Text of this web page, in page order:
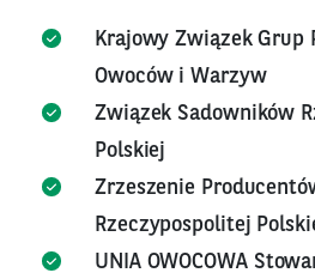
Krajowy Związek Grup
Owoców i Warzyw
Związek Sadowników
Polskiej
Zrzeszenie
Rzeczypospolitej
UNIA OWOCOWA